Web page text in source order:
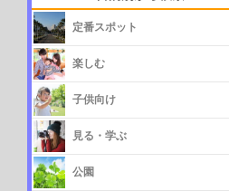
定番スポット
楽しむ
子供向け
見る・学ぶ
公園